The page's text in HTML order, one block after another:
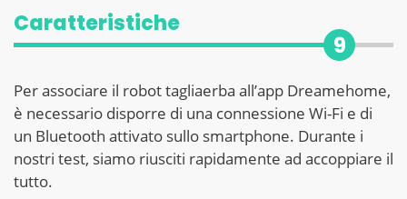
Caratteristiche
9
Per associare il robot tagliaerba all’app Dreamehome,
è necessario disporre di una connessione Wi-Fi e di
un Bluetooth attivato sullo smartphone. Durante i
nostri test, siamo riusciti rapidamente ad accoppiare il
tutto.